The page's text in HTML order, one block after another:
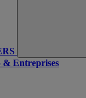
& Entreprises